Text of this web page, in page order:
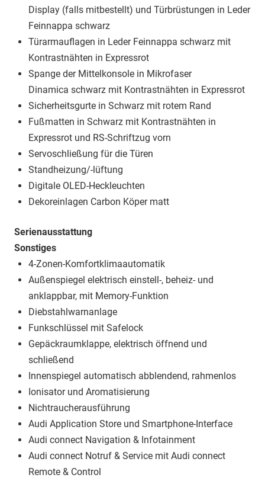
Display (falls mitbestellt) und Türbrüstungen in Leder
Feinnappa schwarz
Türarmauflagen in Leder Feinnappa schwarz mit
Kontrastnähten in Expressrot
Spange der Mittelkonsole in Mikrofaser
Dinamica schwarz mit Kontrastnähten in Expressrot
Sicherheitsgurte in Schwarz mit rotem Rand
Fußmatten in Schwarz mit Kontrastnähten in
Expressrot und RS-Schriftzug vorn
Servoschließung für die Türen
Standheizung/-lüftung
Digitale OLED-Heckleuchten
Dekoreinlagen Carbon Köper matt
Serienausstattung
Sonstiges
4-Zonen-Komfortklimaautomatik
Außenspiegel elektrisch einstell-, beheiz- und
anklappbar, mit Memory-Funktion
Diebstahlwarnanlage
Funkschlüssel mit Safelock
Gepäckraumklappe, elektrisch öffnend und
schließend
Innenspiegel automatisch abblendend, rahmenlos
Ionisator und Aromatisierung
Nichtraucherausführung
Audi Application Store und Smartphone-Interface
Audi connect Navigation & Infotainment
Audi connect Notruf & Service mit Audi connect
Remote & Control